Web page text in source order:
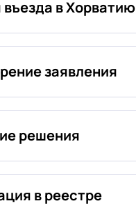
въезда в Хорватию
заявления
решения
в реестре